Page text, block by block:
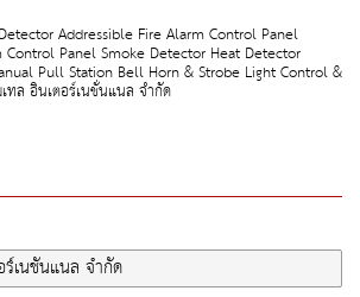
Addressible Fire Alarm Control Panel
Panel Smoke Detector Heat Detector
Pull Station Bell Horn & Strobe Light Control &
ทล อินเตอร์เนชั่นแนล จำกัด